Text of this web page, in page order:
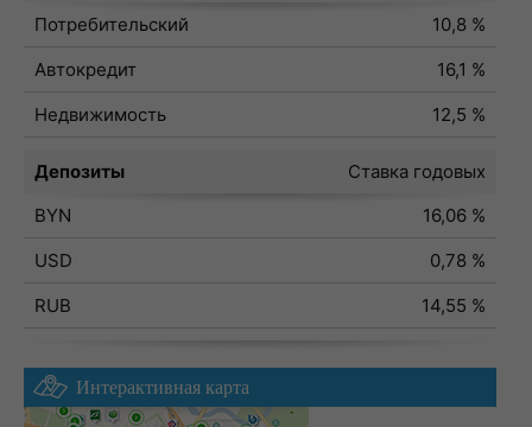
Потребительский
10,8 %
Автокредит
16,1 %
Недвижимость
12,5 %
Депозиты
Ставка годовых
BYN
16,06 %
USD
0,78 %
RUB
14,55 %
Интерактивная карта